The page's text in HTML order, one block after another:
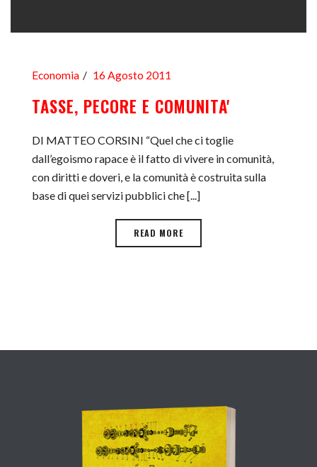
Economia 16 Agosto 2011
TASSE, PECORE E COMUNITA'
DI MATTEO CORSINI “Quel che ci toglie
dall’egoismo rapace è il fatto di vivere in comunità,
con diritti e doveri, e la comunità è costruita sulla
base di quei servizi pubblici che [...]
READ MORE